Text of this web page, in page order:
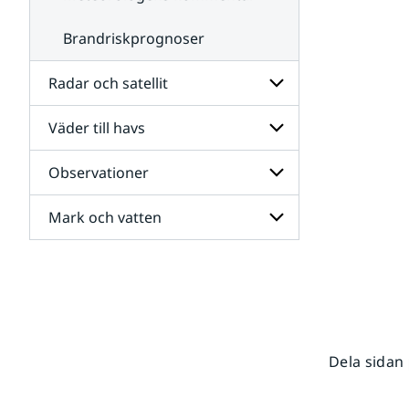
Brandriskprognoser
Radar och satellit
Undersidor
för
Radar
och
satellit
Väder till havs
Undersidor
för
Väder
till
havs
Observationer
Undersidor
för
Mark och vatten
Dela sidan